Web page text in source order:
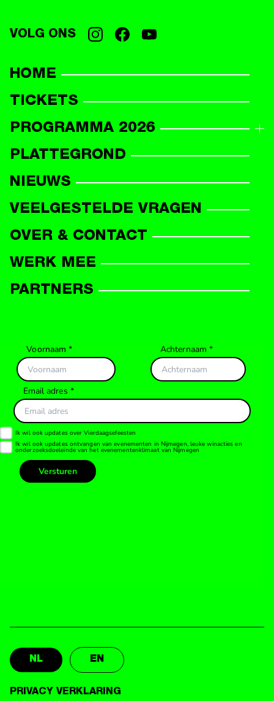
VOLG ONS
HOME
TICKETS
PROGRAMMA 2026
PROGRAMMAOVERZICHT
PLATTEGROND
NIEUWS
VEELGESTELDE VRAGEN
OVER & CONTACT
WERK MEE
PARTNERS
NL EN
PRIVACY VERKLARING